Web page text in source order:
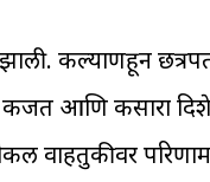
कल्याणहून
आणि कसारा
वाहतुकीवर